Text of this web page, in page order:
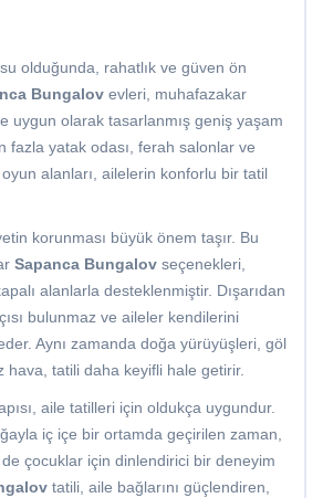
olduğunda, rahatlık ve güven ön
Bungalov evleri, muhafazakar
uygun olarak tasarlanmış geniş yaşam
fazla yatak odası, ferah salonlar ve
alanları, ailelerin konforlu bir tatil
korunması büyük önem taşır. Bu
Sapanca Bungalov seçenekleri,
alanlarla desteklenmiştir. Dışarıdan
bulunmaz ve aileler kendilerini
Aynı zamanda doğa yürüyüşleri, göl
hava, tatili daha keyifli hale getirir.
aile tatilleri için oldukça uygundur.
iç içe bir ortamda geçirilen zaman,
çocuklar için dinlendirici bir deneyim
tatili, aile bağlarını güçlendiren,